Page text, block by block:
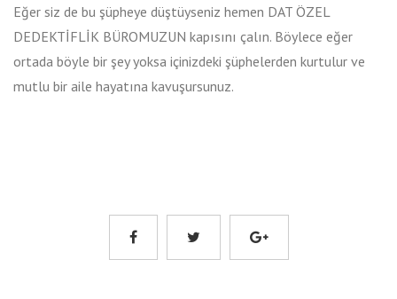
Eğer siz de bu şüpheye düştüyseniz hemen DAT ÖZEL
DEDEKTİFLİK BÜROMUZUN kapısını çalın. Böylece eğer
ortada böyle bir şey yoksa içinizdeki şüphelerden kurtulur ve
mutlu bir aile hayatına kavuşursunuz.